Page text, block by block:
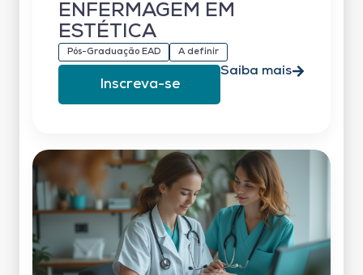
ENFERMAGEM EM
ESTÉTICA
Pós-Graduação EAD A definir
Inscreva-se
Saiba mais